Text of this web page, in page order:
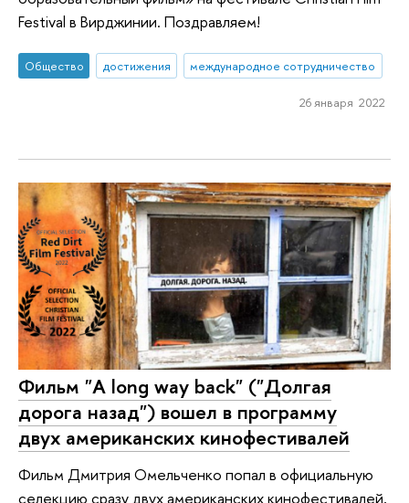
Festival в Вирджинии. Поздравляем!
Общество достижения международное сотрудничество
26 января 2022
Фильм "A long way back" ("Долгая
дорога назад") вошел в программу
двух американских кинофестивалей
Фильм Дмитрия Омельченко попал в официальную
селекцию сразу двух американских кинофестивалей,